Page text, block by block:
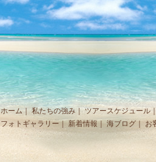
ホーム 私たちの強み ｜ ツアースケジュール
フォトギャラリー｜ 新着情報 海ブログ お